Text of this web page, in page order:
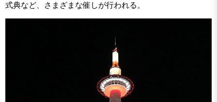
式典など、さまざまな催しが行われる。